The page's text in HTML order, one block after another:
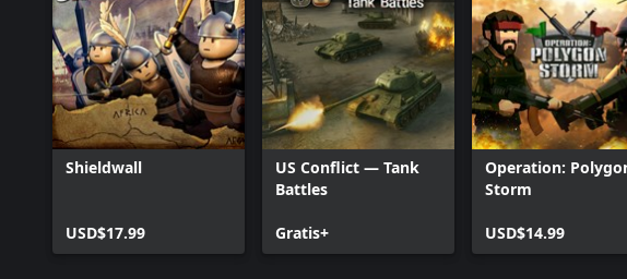
Shieldwall
USD$17.99
US Conflict — Tank
Battles
Gratis+
Operation:
Storm
USD$14.99